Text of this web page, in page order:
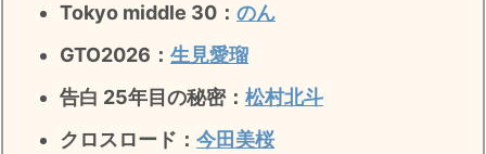
Tokyo middle 30： のん
GTO2026： 生見愛瑠
告白 25年目の秘密： 松村北斗
クロスロード： 今田美桜